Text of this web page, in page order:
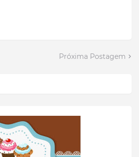
Próxima Postagem